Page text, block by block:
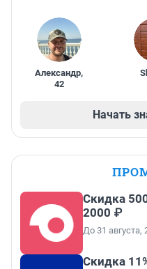
Александр,
42
Начать
Скидка
2000 ₽
До 31 августа,
Скидка